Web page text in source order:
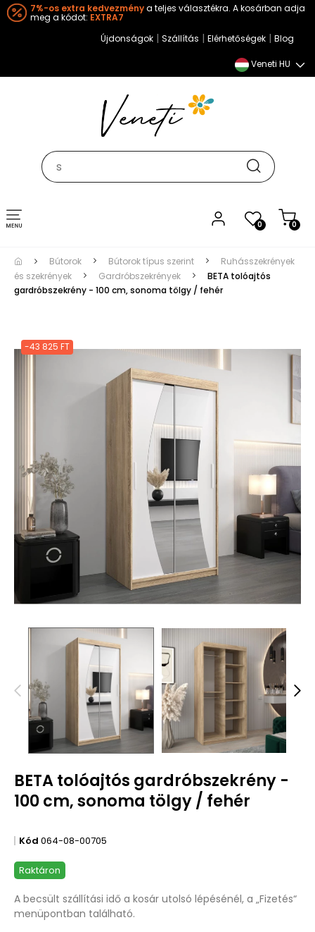
7%-os extra kedvezménya teljes választékra. A kosárban adja
meg a kódot: EXTRA7
Újdonságok | Szállítás | Elérhetőségek | Blog
Veneti HU
0 0
Toggle
navigation
Bútorok Bútorok típus szerint
Ruhásszekrények
és szekrények
Gardróbszekrények
BETA tolóajtós
gardróbszekrény - 100 cm, sonoma tölgy / fehér
-43 825 FT
BETA tolóajtós gardróbszekrény -
100 cm, sonoma tölgy / fehér
Kód 064-08-00705
Raktáron
A becsült szállítási idő a kosár utolsó lépésénél, a „Fizetés“
menüpontban található.